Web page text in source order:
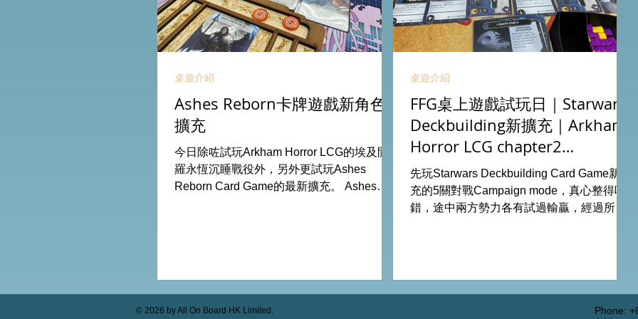
Ashes Reborn卡牌遊戲新角色
擴充
今日除咗試玩Arkham Horror LCG的埃及開
羅永恆沉睡戰役外，另外更試玩Ashes
Reborn Card Game的最新擴充。 Ashes推
桌遊介紹
FFG桌上遊戲試玩日｜Starwars
Deckbuilding新擴充｜Arkham
Horror LCG chapter2
INVESTIGATOR deck
先玩Starwars Deckbuilding Card Game新擴
充的5關對戰Campaign mode，真心整得唔
錯，途中兩方勢力各有試過輸贏，經過所有
全天的FFG桌遊日完滿結束。 #桌遊場地 All
On Board HK棋間限定桌遊店Book位熱線
桌遊介紹
© 2026 by All On Board HK Limited.
Phone: